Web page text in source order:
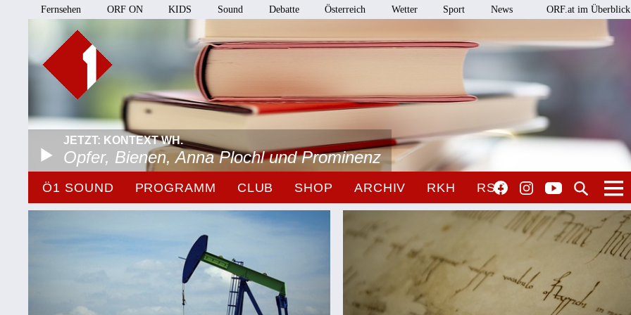
Fernsehen ORF ON KIDS Sound Debatte Österreich Wetter Sport News ORF.at im Überblick
JETZT: KONTEXT WH.
Opfer, Bienen, Anna Plochl und Prominenz
Ö1 SOUND PROGRAMM CLUB SHOP ARCHIV RKH RSO